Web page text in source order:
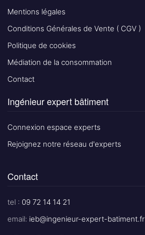
Mentions légales
Conditions Générales de Vente ( CGV )
Politique de cookies
Médiation de la consommation
Contact
Ingénieur expert bâtiment
Connexion espace experts
Rejoignez notre réseau d'experts
Contact
tel : 09 72 14 14 21
email: ieb@ingenieur-expert-batiment.fr